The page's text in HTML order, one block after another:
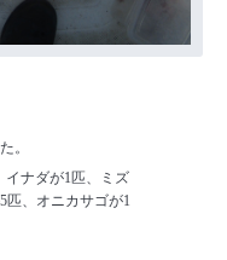
。
イナダが1匹、ミズ
匹、オニカサゴが1